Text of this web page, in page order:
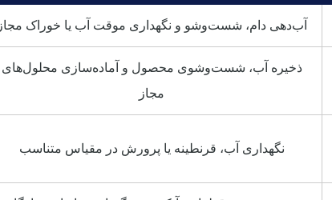
آب‌دهی دام، شست‌وشو و نگهداری موقت آب یا خوراک مجاز
ذخیره آب، شست‌وشوی محصول و آماده‌سازی محلول‌های
مجاز
نگهداری آب، قرنطینه یا پرورش در مقیاس متناسب